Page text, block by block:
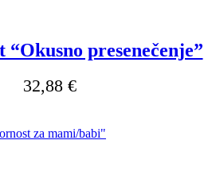
presenečenje”
32,88 €